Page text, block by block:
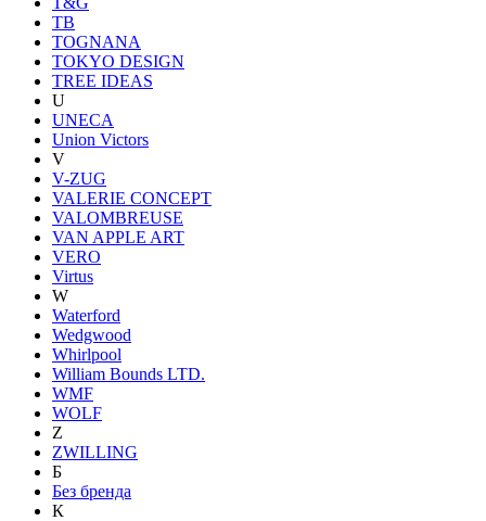
TB
TOGNANA
TOKYO DESIGN
TREE IDEAS
U
UNECA
Union Victors
V
V-ZUG
VALERIE CONCEPT
VALOMBREUSE
VAN APPLE ART
VERO
Virtus
W
Waterford
Wedgwood
Whirlpool
William Bounds LTD.
WMF
WOLF
Z
ZWILLING
Б
Без бренда
К